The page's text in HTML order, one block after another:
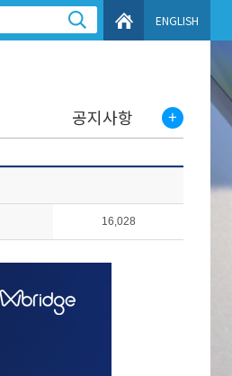
ENGLISH
공지사항
16,028